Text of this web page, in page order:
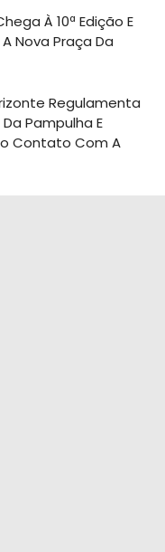
À 10ª Edição E
Nova Praça Da
Regulamenta
Pampulha E
Contato Com A